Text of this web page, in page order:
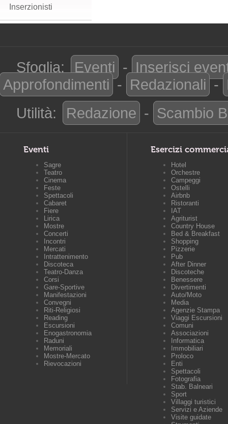
Inserzionisti
Sfoglia: Eventi - Inserisci
Approfondimenti - Redazionali -
Utilità:
Redazione - Scambio
Eventi
Sagre
Teatro
Cinema
Feste
Spettacoli
Cabaret
Fiere
Lirica
Mostre
Concerti
Incontri
Mercati
Intrattenimento
Discoteca
Teatro-Danza
Corsi
Gare-Sportive
Manifestazioni
Convegni
Riti-Religiosi
Reading
Escursioni
Enogastronomia
Raduni
Memoriali
Mostre-Mercato
Rievocazioni
Esercizi
Hotel
Orchestre
Campeggi
Ostelli
Airbnb
Ristoranti
IAT
Agriturist
Country House
Bed & Breakfast
Shopping
Pizzerie
Pub
After Dinner
Discoteche
Benessere
Divertimenti
Auto/Moto
Media
Agenzie Stampa
Viaggi Escursioni
Comuni
Associazioni
Informatica
Immobiliari
Proloco
Enti
Spettacoli
Fotografia
Stab. Balneari
Sport
Villaggi turistici
Servizi e Aziende
Visite guidate